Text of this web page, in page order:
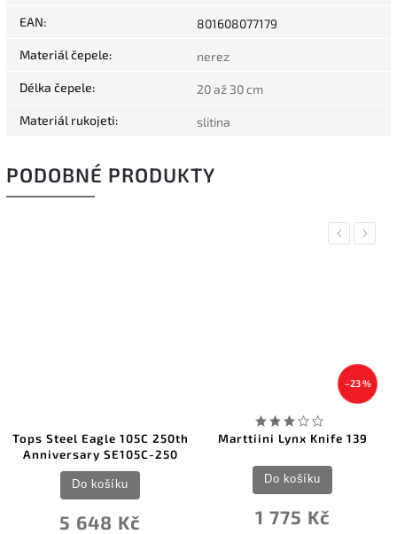
EAN: 801608077179
Materiál čepele: nerez
Délka čepele: 20 až 30 cm
Materiál rukojeti: slitina
PODOBNÉ PRODUKTY
Previous
Tops Steel Eagle 105C 250th
Anniversary SE105C-250
5 648 Kč
Do košíku
–23 %
Marttiini Lynx Knife 139
1 775 Kč
Do košíku
Next